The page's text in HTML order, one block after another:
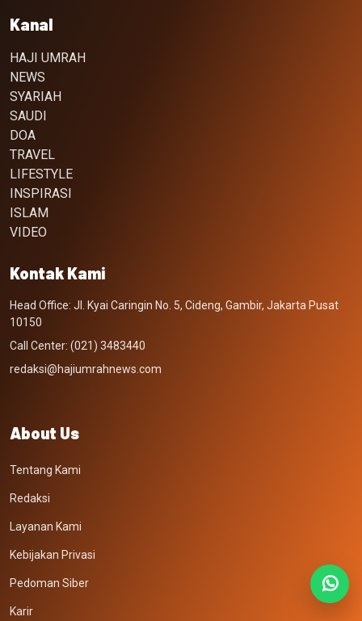
Kanal
HAJI UMRAH
NEWS
SYARIAH
SAUDI
DOA
TRAVEL
LIFESTYLE
INSPIRASI
ISLAM
VIDEO
Kontak Kami
Head Office: Jl. Kyai Caringin No. 5, Cideng, Gambir, Jakarta Pusat
10150
Call Center: (021) 3483440
redaksi@hajiumrahnews.com
About Us
Tentang Kami
Redaksi
Layanan Kami
Kebijakan Privasi
Pedoman Siber
Karir